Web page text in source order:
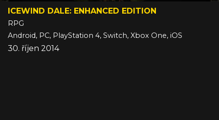
ICEWIND DALE: ENHANCED EDITION
RPG
Android, PC, PlayStation 4, Switch, Xbox One, iOS
30. říjen 2014